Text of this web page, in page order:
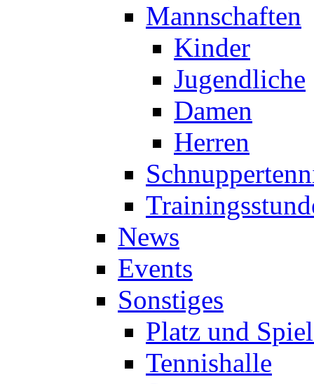
Mannschaften
Kinder
Jugendliche
Damen
Herren
News
Events
Sonstiges
Platz und
Tennishalle